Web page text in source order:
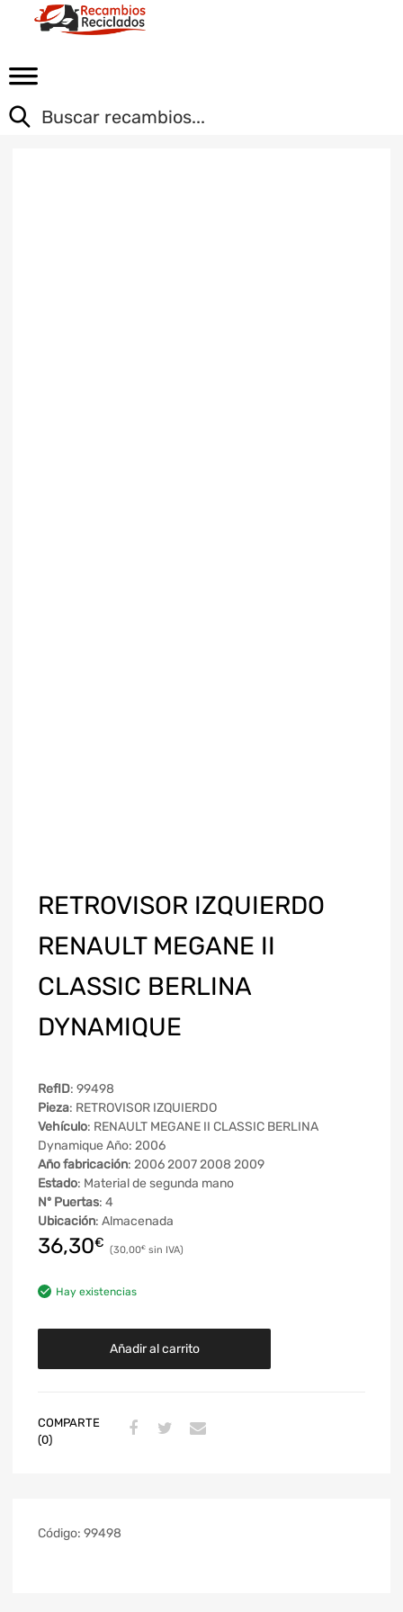
RETROVISOR IZQUIERDO
RENAULT MEGANE II
CLASSIC BERLINA
DYNAMIQUE
RefID: 99498
Pieza: RETROVISOR IZQUIERDO
Vehículo: RENAULT MEGANE II CLASSIC BERLINA
Dynamique Año: 2006
Año fabricación: 2006 2007 2008 2009
Estado: Material de segunda mano
Nº Puertas: 4
Ubicación: Almacenada
36,30€ 30,00€
Hay existencias
Añadir al carrito
COMPARTE
(0)
Código: 99498